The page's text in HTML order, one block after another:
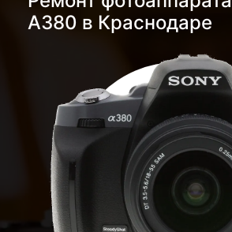
A380 в Краснодаре